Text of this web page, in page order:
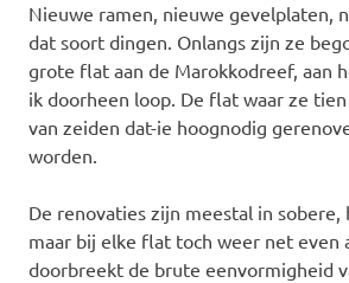
Nieuwe ramen, nieuwe gevelplaten,
dat soort dingen. Onlangs zijn ze
grote flat aan de Marokkodreef, aan
ik doorheen loop. De flat waar ze
van zeiden dat-ie hoognodig
worden.
De renovaties zijn meestal in
maar bij elke flat toch weer net even
doorbreekt de brute eenvormigheid